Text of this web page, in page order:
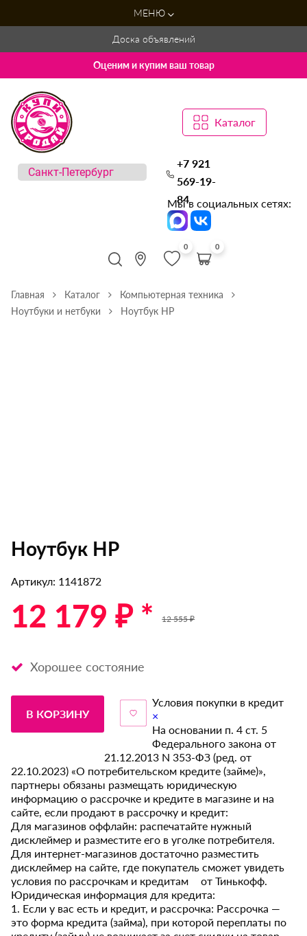
МЕНЮ
Доска объявлений
Оценим и купим ваш товар
Каталог
+7 921
569-19-
84
Мы в социальных сетях:
0 0
Главная Каталог
Компьютерная техника
Ноутбуки и нетбуки
Ноутбук HP
Ноутбук HP
Артикул: 1141872
12 179 ₽ * 12 555 ₽
Хорошее состояние
В КОРЗИНУ
Условия покупки в кредит
×
На основании п. 4 ст. 5
Федерального закона от
21.12.2013 N 353-ФЗ (ред. от
22.10.2023) «О потребительском кредите (займе)»,
партнеры обязаны размещать юридическую
информацию о рассрочке и кредите в магазине и на
сайте, если продают в рассрочку и кредит:
Для магазинов оффлайн: распечатайте нужный
дисклеймер и разместите его в уголке потребителя.
Для интернет-магазинов достаточно разместить
дисклеймер на сайте, где покупатель сможет увидеть
условия по рассрочкам и кредитам от Тинькофф.
Юридическая информация для кредита:
1. Если у вас есть и кредит, и рассрочка: Рассрочка —
это форма кредита (займа), при которой переплаты по